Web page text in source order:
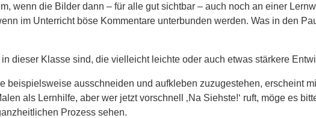
wenn die Bilder dann – für alle gut sichtbar – auch noch an einer
im Unterricht böse Kommentare unterbunden werden. Was in den
dieser Klasse sind, die vielleicht leichte oder auch etwas stärkere
ausschneiden und aufkleben zuzugestehen, erscheint
als Lernhilfe, aber wer jetzt vorschnell ‚Na Siehste!‘ ruft, möge es
Prozess sehen.